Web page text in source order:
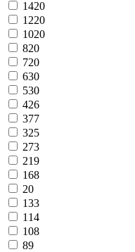
1420
1220
1020
820
720
630
530
426
377
325
273
219
168
20
133
114
108
89